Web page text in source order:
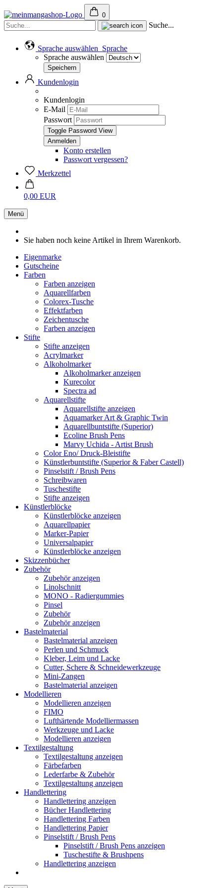
0
Suche...
Sprache auswählen Sprache
Sprache auswählen
Kundenlogin
Kundenlogin
E-Mail
Passwort
Toggle Password View
Konto erstellen
Passwort vergessen?
Merkzettel
0,00 EUR
Menü
Sie haben noch keine Artikel in Ihrem Warenkorb.
Eigenmarke
Gutscheine
Farben
Farben anzeigen
Aquarellfarben
Colorex-Tusche
Effektfarben
Zeichentusche
Farben anzeigen
Stifte
Stifte anzeigen
Acrylmarker
Alkoholmarker
Alkoholmarker anzeigen
Kurecolor
Spectra ad
Aquarellstifte
Aquarellstifte anzeigen
Aquamarker Art & Graphic Twin
Aquarellbuntstifte (Superior)
Ecoline Brush Pens
Marvy Uchida - Artist Brush
Color Eno/ Druck-Bleistifte
Künstlerbuntstifte (Superior & Faber Castell)
Pinselstift / Brush Pens
Schreibwaren
Tuschestifte
Stifte anzeigen
Künstlerblöcke
Künstlerblöcke anzeigen
Aquarellpapier
Marker-Papier
Universalpapier
Künstlerblöcke anzeigen
Skizzenbücher
Zubehör
Zubehör anzeigen
Linolschnitt
MONO - Radiergummies
Pinsel
Zubehör
Zubehör anzeigen
Bastelmaterial
Bastelmaterial anzeigen
Perlen und Schmuck
Kleber, Leim und Lacke
Cutter, Schere & Schneidewerkzeuge
Mini-Zangen
Bastelmaterial anzeigen
Modellieren
Modellieren anzeigen
FIMO
Lufthärtende Modelliermassen
Werkzeuge und Lacke
Modellieren anzeigen
Textilgestaltung
Textilgestaltung anzeigen
Färbefarben
Lederfarbe & Zubehör
Textilgestaltung anzeigen
Handlettering
Handlettering anzeigen
Bücher Handlettering
Handlettering Farben
Handlettering Papier
Pinselstift / Brush Pens
Pinselstift / Brush Pens anzeigen
Tuschestifte & Brushpens
Handlettering anzeigen